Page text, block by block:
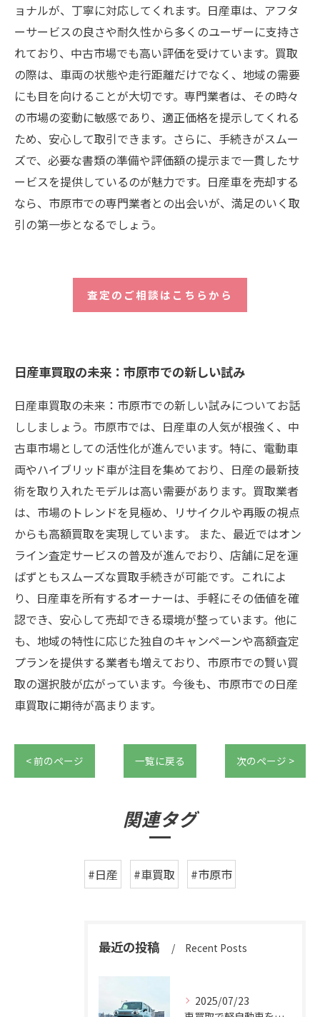
ョナルが、丁寧に対応してくれます。日産車は、アフタ
ーサービスの良さや耐久性から多くのユーザーに支持さ
れており、中古市場でも高い評価を受けています。買取
の際は、車両の状態や走行距離だけでなく、地域の需要
にも目を向けることが大切です。専門業者は、その時々
の市場の変動に敏感であり、適正価格を提示してくれる
ため、安心して取引できます。さらに、手続きがスムー
ズで、必要な書類の準備や評価額の提示まで一貫したサ
ービスを提供しているのが魅力です。日産車を売却する
なら、市原市での専門業者との出会いが、満足のいく取
引の第一歩となるでしょう。
査定のご相談はこちらから
日産車買取の未来：市原市での新しい試み
日産車買取の未来：市原市での新しい試みについてお話
ししましょう。市原市では、日産車の人気が根強く、中
古車市場としての活性化が進んでいます。特に、電動車
両やハイブリッド車が注目を集めており、日産の最新技
術を取り入れたモデルは高い需要があります。買取業者
は、市場のトレンドを見極め、リサイクルや再販の視点
からも高額買取を実現しています。 また、最近ではオン
ライン査定サービスの普及が進んでおり、店舗に足を運
ばずともスムーズな買取手続きが可能です。これによ
り、日産車を所有するオーナーは、手軽にその価値を確
認でき、安心して売却できる環境が整っています。他に
も、地域の特性に応じた独自のキャンペーンや高額査定
プランを提供する業者も増えており、市原市での賢い買
取の選択肢が広がっています。今後も、市原市での日産
車買取に期待が高まります。
< 前のページ 一覧に戻る 次のページ >
関連タグ
#日産 #車買取 #市原市
最近の投稿 Recent Posts
2025/07/23